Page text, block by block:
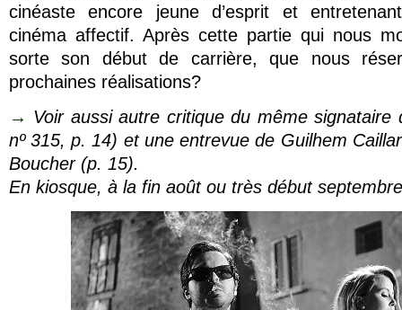
cinéaste encore jeune d’esprit et
cinéma affectif. Après cette partie qui nous
sorte son début de carrière, que nous
prochaines réalisations?
→ Voir aussi autre critique du même
nº 315, p. 14) et une entrevue de Guilhem
Boucher (p. 15).
En kiosque, à la fin août ou très début